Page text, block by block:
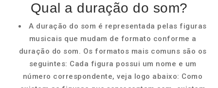
Qual a duração do som?
A duração do som é representada pelas figuras
musicais que mudam de formato conforme a
duração do som. Os formatos mais comuns são os
seguintes: Cada figura possui um nome e um
número correspondente, veja logo abaixo: Como